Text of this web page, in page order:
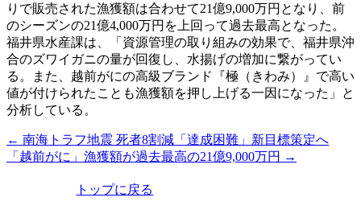
りで販売された漁獲額は合わせて21億9,000万円となり、前
のシーズンの21億4,000万円を上回って過去最高となった。
福井県水産課は、「資源管理の取り組みの効果で、福井県沖
合のズワイガニの量が回復し、水揚げの増加に繋がってい
る。また、越前がにの高級ブランド『極（きわみ）』で高い
値が付けられたことも漁獲額を押し上げる一因になった」と
分析している。
投
稿
← 南海トラフ地震 死者8割減「達成困難」新目標策定へ
「越前がに」漁獲額が過去最高の21億9,000万円 →
トップに戻る